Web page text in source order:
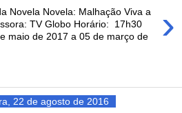
›
Novela Novela: Malhação Viva a
TV Globo Horário: 17h30
maio de 2017 a 05 de março de
22 de agosto de 2016